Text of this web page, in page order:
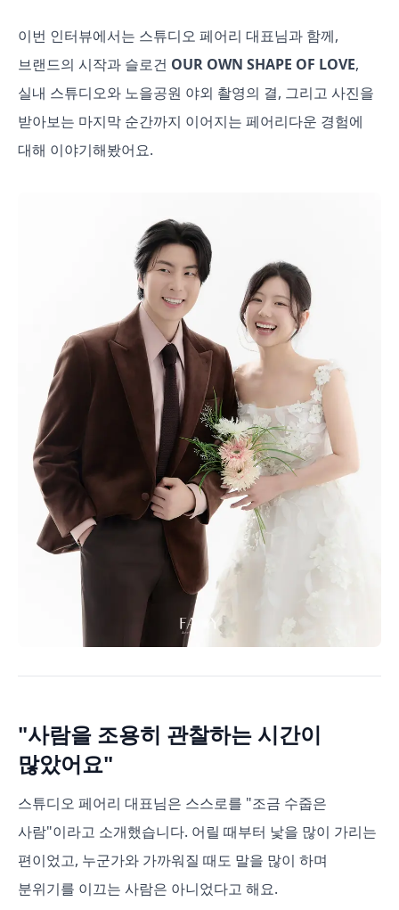
이번 인터뷰에서는 스튜디오 페어리 대표님과 함께,
브랜드의 시작과 슬로건 OUR OWN SHAPE OF LOVE,
실내 스튜디오와 노을공원 야외 촬영의 결, 그리고 사진을
받아보는 마지막 순간까지 이어지는 페어리다운 경험에
대해 이야기해봤어요.
"사람을 조용히 관찰하는 시간이
많았어요"
스튜디오 페어리 대표님은 스스로를 "조금 수줍은
사람"이라고 소개했습니다. 어릴 때부터 낯을 많이 가리는
편이었고, 누군가와 가까워질 때도 말을 많이 하며
분위기를 이끄는 사람은 아니었다고 해요.